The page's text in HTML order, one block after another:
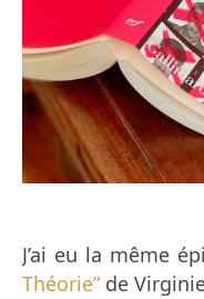
J’ai eu la même
Théorie” de